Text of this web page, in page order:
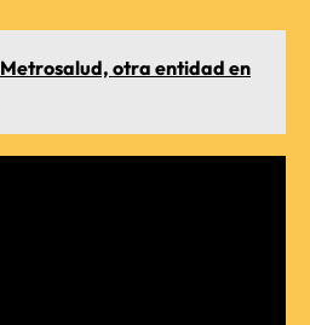
Metrosalud, otra entidad en